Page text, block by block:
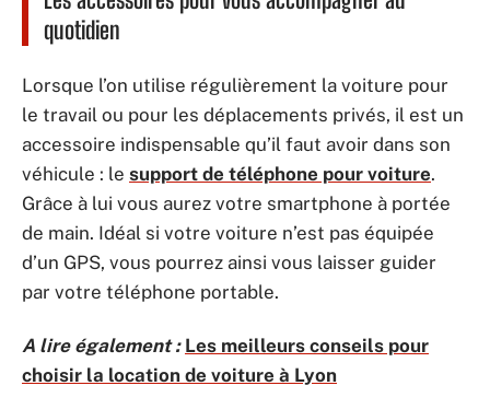
quotidien
Lorsque l’on utilise régulièrement la voiture pour
le travail ou pour les déplacements privés, il est un
accessoire indispensable qu’il faut avoir dans son
véhicule : le support de téléphone pour voiture.
Grâce à lui vous aurez votre smartphone à portée
de main. Idéal si votre voiture n’est pas équipée
d’un GPS, vous pourrez ainsi vous laisser guider
par votre téléphone portable.
A lire également : Les meilleurs conseils pour
choisir la location de voiture à Lyon